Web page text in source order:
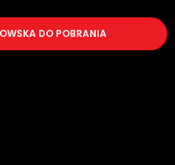
DO POBRANIA